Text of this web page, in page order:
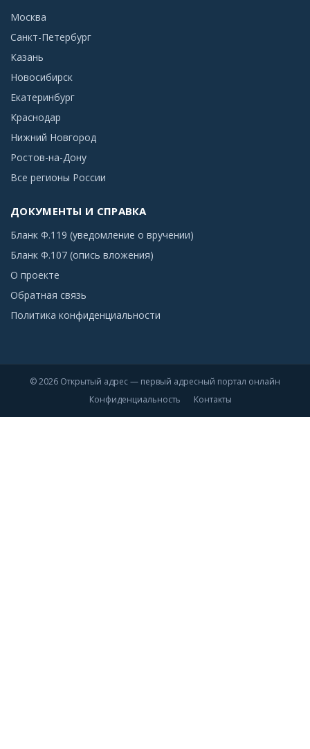
Москва
Санкт-Петербург
Казань
Новосибирск
Екатеринбург
Краснодар
Нижний Новгород
Ростов-на-Дону
Все регионы России
ДОКУМЕНТЫ И СПРАВКА
Бланк Ф.119 (уведомление о вручении)
Бланк Ф.107 (опись вложения)
О проекте
Обратная связь
Политика конфиденциальности
© 2026 Открытый адрес — первый адресный портал онлайн
Конфиденциальность
Контакты